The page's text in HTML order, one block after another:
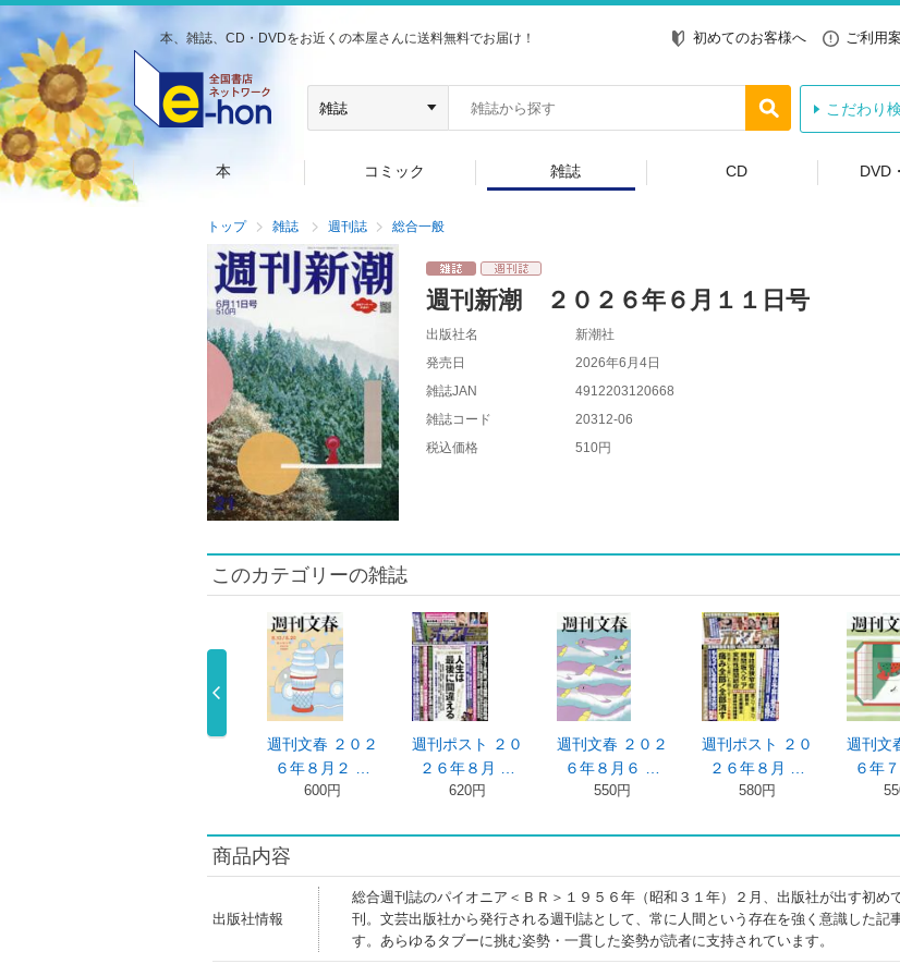
本、雑誌、CD・DVDをお近くの本屋さんに送料無料でお届け！ 初めてのお客様へ ご利用
こだわり
本 コミック 雑誌 CD DVD
トップ 雑誌 週刊誌 総合一般
週刊新潮 ２０２６年６月１１日号
出版社名
新潮社
発売日
2026年6月4日
雑誌JAN
4912203120668
雑誌コード
20312-06
税込価格
510円
このカテゴリーの雑誌
週刊文春 ２０２
週刊文春 ２０２
６年８月２ …
600円
週刊ポスト ２０
２６年８月 …
620円
週刊文春 ２０２
６年８月６ …
550円
週刊ポスト ２０
２６年８月 …
580円
週刊文
６年
商品内容
出版社情報
総合週刊誌のパイオニア＜ＢＲ＞１９５６年（昭和３１年）２月、出版社が出す初め
刊。文芸出版社から発行される週刊誌として、常に人間という存在を強く意識した記
す。あらゆるタブーに挑む姿勢・一貫した姿勢が読者に支持されています。